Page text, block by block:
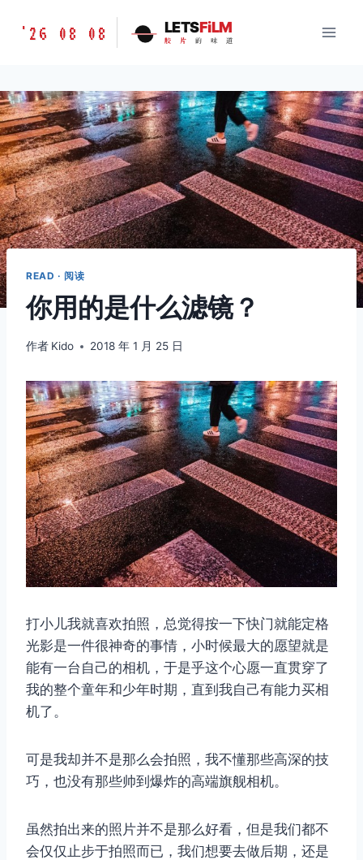
胶
味
道
LETSFILM
'26 08 08 LETSFiLM
胶 片 的 味 道
READ · 阅读
你用的是什么滤镜？
作者 Kido 2018 年 1 月 25 日
打小儿我就喜欢拍照，总觉得按一下快门就能定格
光影是一件很神奇的事情，小时候最大的愿望就是
能有一台自己的相机，于是乎这个心愿一直贯穿了
我的整个童年和少年时期，直到我自己有能力买相
机了。
可是我却并不是那么会拍照，我不懂那些高深的技
巧，也没有那些帅到爆炸的高端旗舰相机。
虽然拍出来的照片并不是那么好看，但是我们都不
会仅仅止步于拍照而已，我们想要去做后期，还是